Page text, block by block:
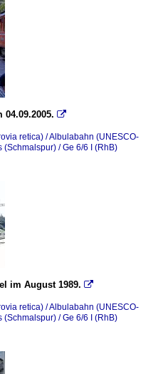
04.09.2005. 
retica) / Albulabahn (UNESCO-
(Schmalspur) / Ge 6/6 I (RhB)
im August 1989. 
retica) / Albulabahn (UNESCO-
(Schmalspur) / Ge 6/6 I (RhB)